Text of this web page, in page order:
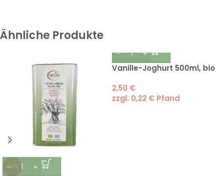
Ähnliche Produkte
-12%
Vanille-Joghurt 500ml, bio
2,50 €
zzgl. 0,22 € Pfand